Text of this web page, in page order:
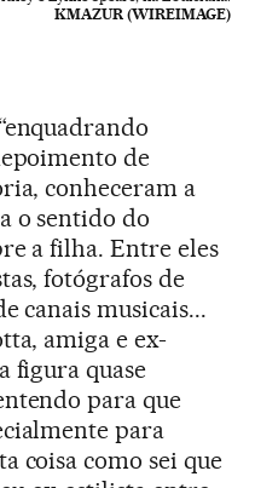
KMAZUR (WIREIMAGE)
de
conheceram a
o sentido do
a filha. Entre eles
fotógrafos de
canais musicais...
amiga e ex-
figura quase
para que
para
coisa como sei que